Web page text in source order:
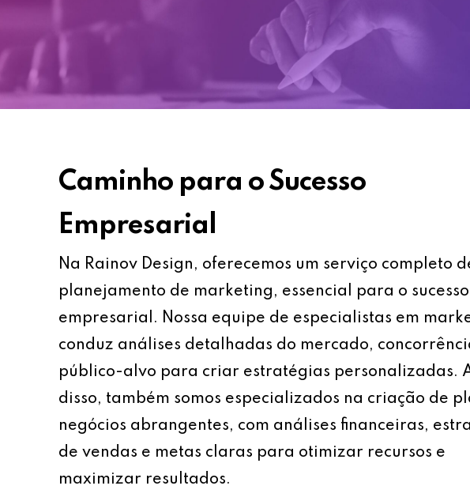
Caminho para o Sucesso
Empresarial
Na Rainov Design, oferecemos um serviço completo
planejamento de marketing, essencial para o sucesso
empresarial. Nossa equipe de especialistas em
conduz análises detalhadas do mercado,
público-alvo para criar estratégias personalizadas.
disso, também somos especializados na criação de
negócios abrangentes, com análises financeiras,
de vendas e metas claras para otimizar recursos e
maximizar resultados.